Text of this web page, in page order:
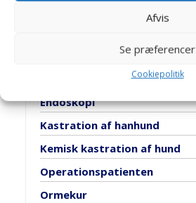
Afvis
Se præferencer
Cookiepolitik
Endoskopi
Kastration af hanhund
Kemisk kastration af hund
Operationspatienten
Ormekur